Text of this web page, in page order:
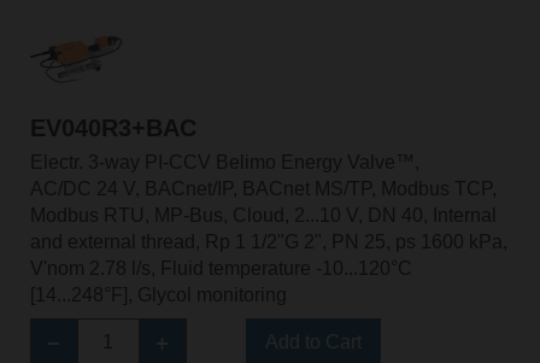
EV040R3+BAC
Electr. 3-way PI-CCV Belimo Energy Valve™,
AC/DC 24 V, BACnet/IP, BACnet MS/TP, Modbus TCP,
Modbus RTU, MP-Bus, Cloud, 2...10 V, DN 40, Internal
and external thread, Rp 1 1/2"G 2", PN 25, ps 1600 kPa,
V'nom 2.78 l/s, Fluid temperature -10...120°C
[14...248°F], Glycol monitoring